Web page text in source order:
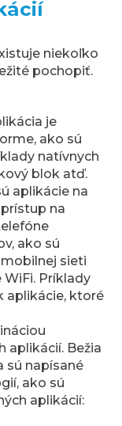
niekoľko
pochopiť.
je
ako sú
natívnych
blok atď.
aplikácie na
na
ako sú
sieti
Príklady
aplikácie, ktoré
aplikácií. Bežia
sú napísané
ako sú
aplikácií: